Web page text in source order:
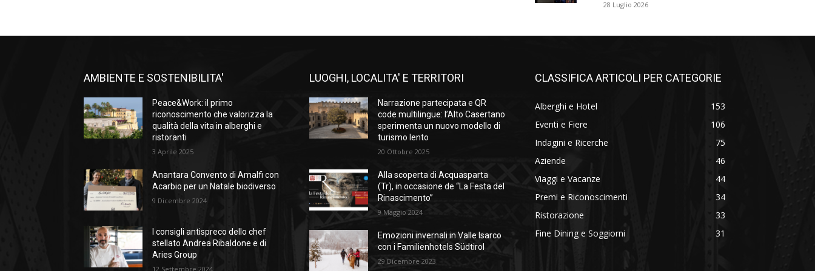
28 Luglio 2026
AMBIENTE E SOSTENIBILITA'
Peace&Work: il primo
riconoscimento che valorizza la
qualità della vita in alberghi e
ristoranti
3 Aprile 2025
Anantara Convento di Amalfi con
Acarbio per un Natale biodiverso
9 Dicembre 2024
I consigli antispreco dello chef
stellato Andrea Ribaldone e di
Aries Group
12 Settembre 2024
LUOGHI, LOCALITA' E TERRITORI
Narrazione partecipata e QR
code multilingue: l’Alto Casertano
sperimenta un nuovo modello di
turismo lento
20 Ottobre 2025
Alla scoperta di Acquasparta
(Tr), in occasione de “La Festa del
Rinascimento”
9 Maggio 2024
Emozioni invernali in Valle Isarco
con i Familienhotels Südtirol
29 Dicembre 2023
CLASSIFICA ARTICOLI PER CATEGORIE
Alberghi e Hotel
153
Eventi e Fiere
106
Indagini e Ricerche
75
Aziende
46
Viaggi e Vacanze
44
Premi e Riconoscimenti
34
Ristorazione
33
Fine Dining e Soggiorni
31